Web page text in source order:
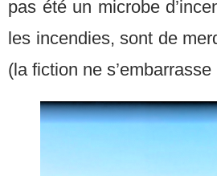
pas été un microbe
les incendies, sont de
(la fiction ne